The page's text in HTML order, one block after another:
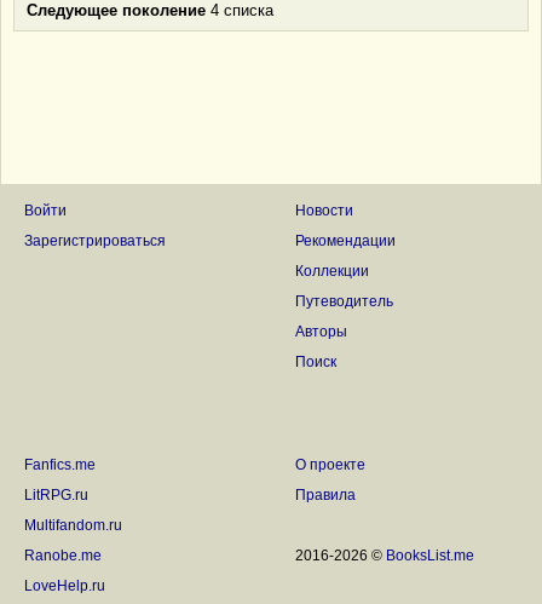
Следующее поколение 4 списка
Войти
Зарегистрироваться
Новости
Рекомендации
Коллекции
Путеводитель
Авторы
Поиск
Fanfics.me
LitRPG.ru
Multifandom.ru
Ranobe.me
LoveHelp.ru
О проекте
Правила
2016-2026 © BooksList.me